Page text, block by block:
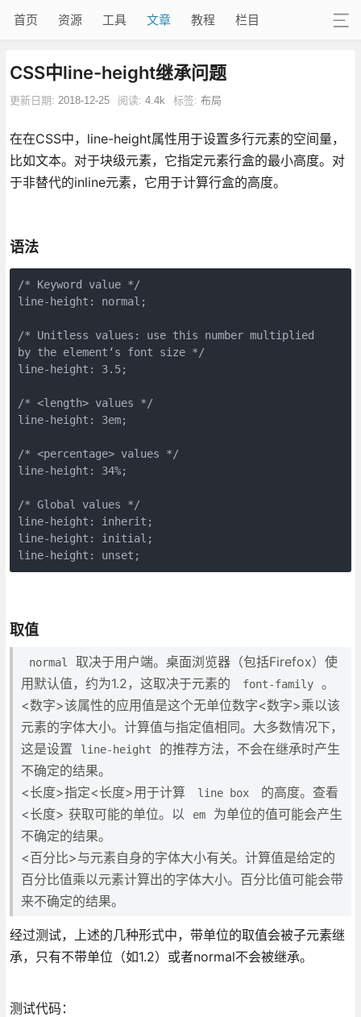
首页 资源 工具 文章 教程 栏目
CSS中line-height继承问题
更新日期: 2018-12-25 阅读: 4.4k 标签: 布局
在在CSS中，line-height属性用于设置多行元素的空间量，
比如文本。对于块级元素，它指定元素行盒的最小高度。对
于非替代的inline元素，它用于计算行盒的高度。
语法
/* Keyword value */
line-height: normal;
/* Unitless values: use this number multiplied
by the element‘s font size */
line-height: 3.5;
/* <length> values */
line-height: 3em;
/* <percentage> values */
line-height: 34%;
/* Global values */
line-height: inherit;
line-height: initial;
line-height: unset;
取值
normal
取决于用户端。桌面浏览器（包括Firefox）使
用默认值，约为1.2，这取决于元素的
font-family
。
<数字>该属性的应用值是这个无单位数字<数字>乘以该
元素的字体大小。计算值与指定值相同。大多数情况下，
这是设置
line-height
的推荐方法，不会在继承时产生
不确定的结果。
<长度>指定<长度>用于计算
line box
的高度。查看
<长度> 获取可能的单位。以
em
为单位的值可能会产生
不确定的结果。
<百分比>与元素自身的字体大小有关。计算值是给定的
百分比值乘以元素计算出的字体大小。百分比值可能会带
来不确定的结果。
经过测试，上述的几种形式中，带单位的取值会被子元素继
承，只有不带单位（如1.2）或者normal不会被继承。
测试代码：